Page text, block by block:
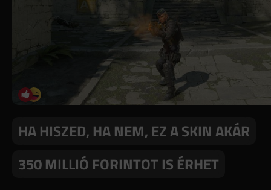
HA HISZED, HA NEM, EZ A SKIN AKÁR
350 MILLIÓ FORINTOT IS ÉRHET